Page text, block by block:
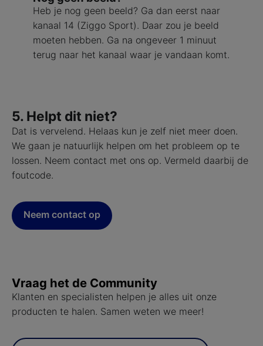
Heb je nog geen beeld? Ga dan eerst naar
kanaal 14 (Ziggo Sport). Daar zou je beeld
moeten hebben. Ga na ongeveer 1 minuut
terug naar het kanaal waar je vandaan komt.
5. Helpt dit niet?
Dat is vervelend. Helaas kun je zelf niet meer doen.
We gaan je natuurlijk helpen om het probleem op te
lossen. Neem contact met ons op. Vermeld daarbij de
foutcode.
Neem contact op
Vraag het de Community
Klanten en specialisten helpen je alles uit onze
producten te halen. Samen weten we meer!